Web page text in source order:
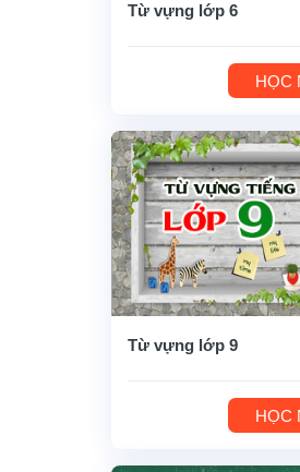
Từ vựng lớp 6
HỌC
Từ vựng lớp 9
HỌC